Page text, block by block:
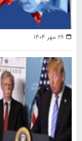
۲۶ مهر ۱۴۰۴